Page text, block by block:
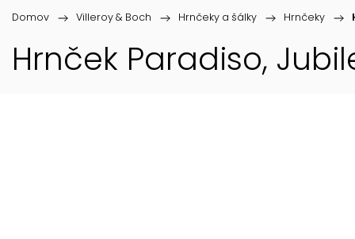
Domov / Villeroy & Boch / Hrnčeky a šálky / Hrnčeky /
Hrnček Paradiso,